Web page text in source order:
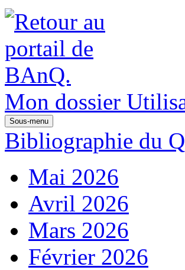
Mon dossier
Sous-menu
Bibliographie du
Mai 2026
Avril 2026
Mars 2026
Février 2026